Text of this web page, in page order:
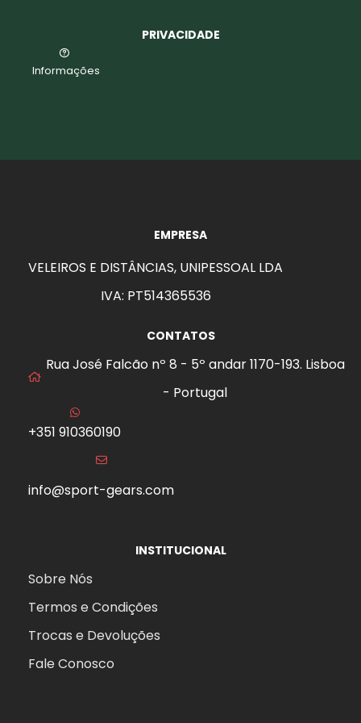
PRIVACIDADE
Informações
EMPRESA
VELEIROS E DISTÂNCIAS, UNIPESSOAL LDA
IVA: PT514365536
CONTATOS
Rua José Falcão nº 8 - 5º andar 1170-193. Lisboa
- Portugal
+351 910360190
info@sport-gears.com
INSTITUCIONAL
Sobre Nós
Termos e Condições
Trocas e Devoluções
Fale Conosco